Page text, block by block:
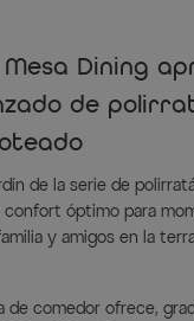
Mesa Dining
de
de la serie de
confort óptimo para
y amigos en la
de comedor ofrece,